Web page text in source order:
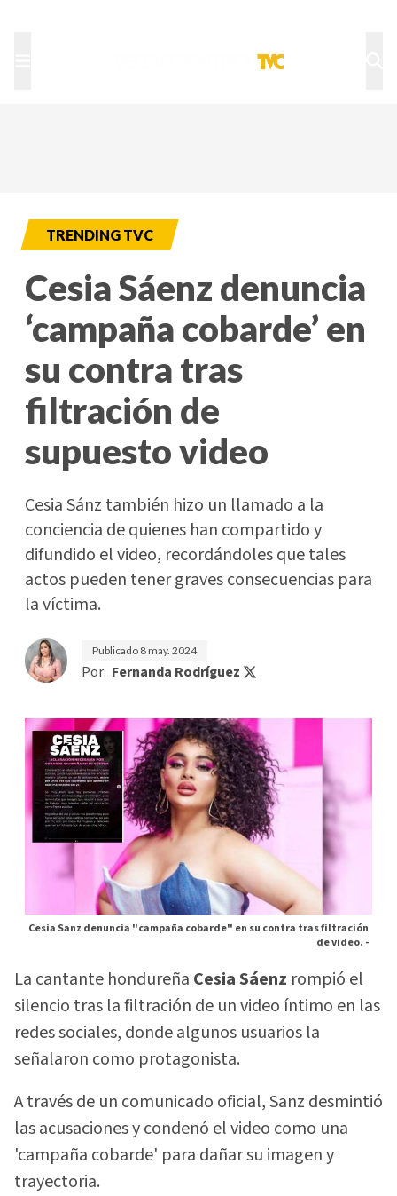
TRENDING TVC
Cesia Sáenz denuncia
‘campaña cobarde’ en
su contra tras
filtración de
supuesto video
Cesia Sánz también hizo un llamado a la
conciencia de quienes han compartido y
difundido el video, recordándoles que tales
actos pueden tener graves consecuencias para
la víctima.
Publicado 8 may. 2024
Por: Fernanda Rodríguez
Cesia Sanz denuncia "campaña cobarde" en su contra tras filtración
de video. -
La cantante hondureña Cesia Sáenz rompió el
silencio tras la filtración de un video íntimo en las
redes sociales, donde algunos usuarios la
señalaron como protagonista.
A través de un comunicado oficial, Sanz desmintió
las acusaciones y condenó el video como una
'campaña cobarde' para dañar su imagen y
trayectoria.